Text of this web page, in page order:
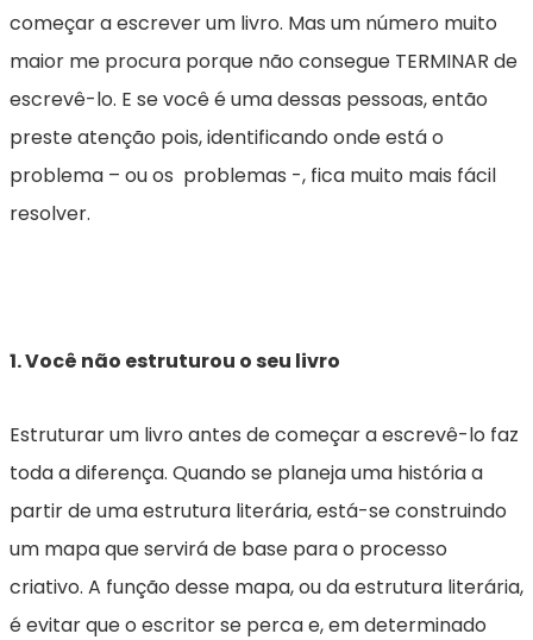
começar a escrever um livro. Mas um número muito
maior me procura porque não consegue TERMINAR de
escrevê-lo. E se você é uma dessas pessoas, então
preste atenção pois, identificando onde está o
problema – ou os problemas -, fica muito mais fácil
resolver.
1. Você não estruturou o seu livro
Estruturar um livro antes de começar a escrevê-lo faz
toda a diferença. Quando se planeja uma história a
partir de uma estrutura literária, está-se construindo
um mapa que servirá de base para o processo
criativo. A função desse mapa, ou da estrutura literária,
é evitar que o escritor se perca e, em determinado